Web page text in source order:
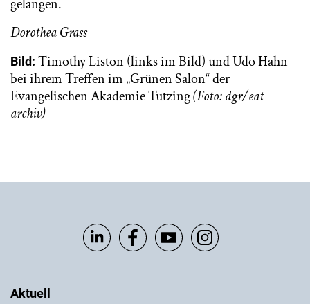
gelangen.
Dorothea Grass
Bild: Timothy Liston (links im Bild) und Udo Hahn
bei ihrem Treffen im „Grünen Salon“ der
Evangelischen Akademie Tutzing(Foto: dgr/eat
archiv)
Aktuell